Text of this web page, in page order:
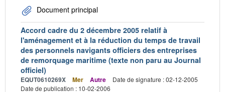
Document principal
Accord cadre du 2 décembre 2005 relatif à
l'aménagement et à la réduction du temps de travail
des personnels navigants officiers des entreprises
de remorquage maritime (texte non paru au Journal
officiel)
EQUT0610269X Mer Autre
Date de signature : 02-12-2005
Date de publication : 10-02-2006